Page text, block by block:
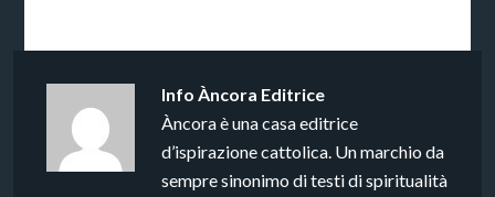
InfoÀncora Editrice
Àncora è una casa editrice
d’ispirazione cattolica. Un marchio da
sempre sinonimo di testi di spiritualità